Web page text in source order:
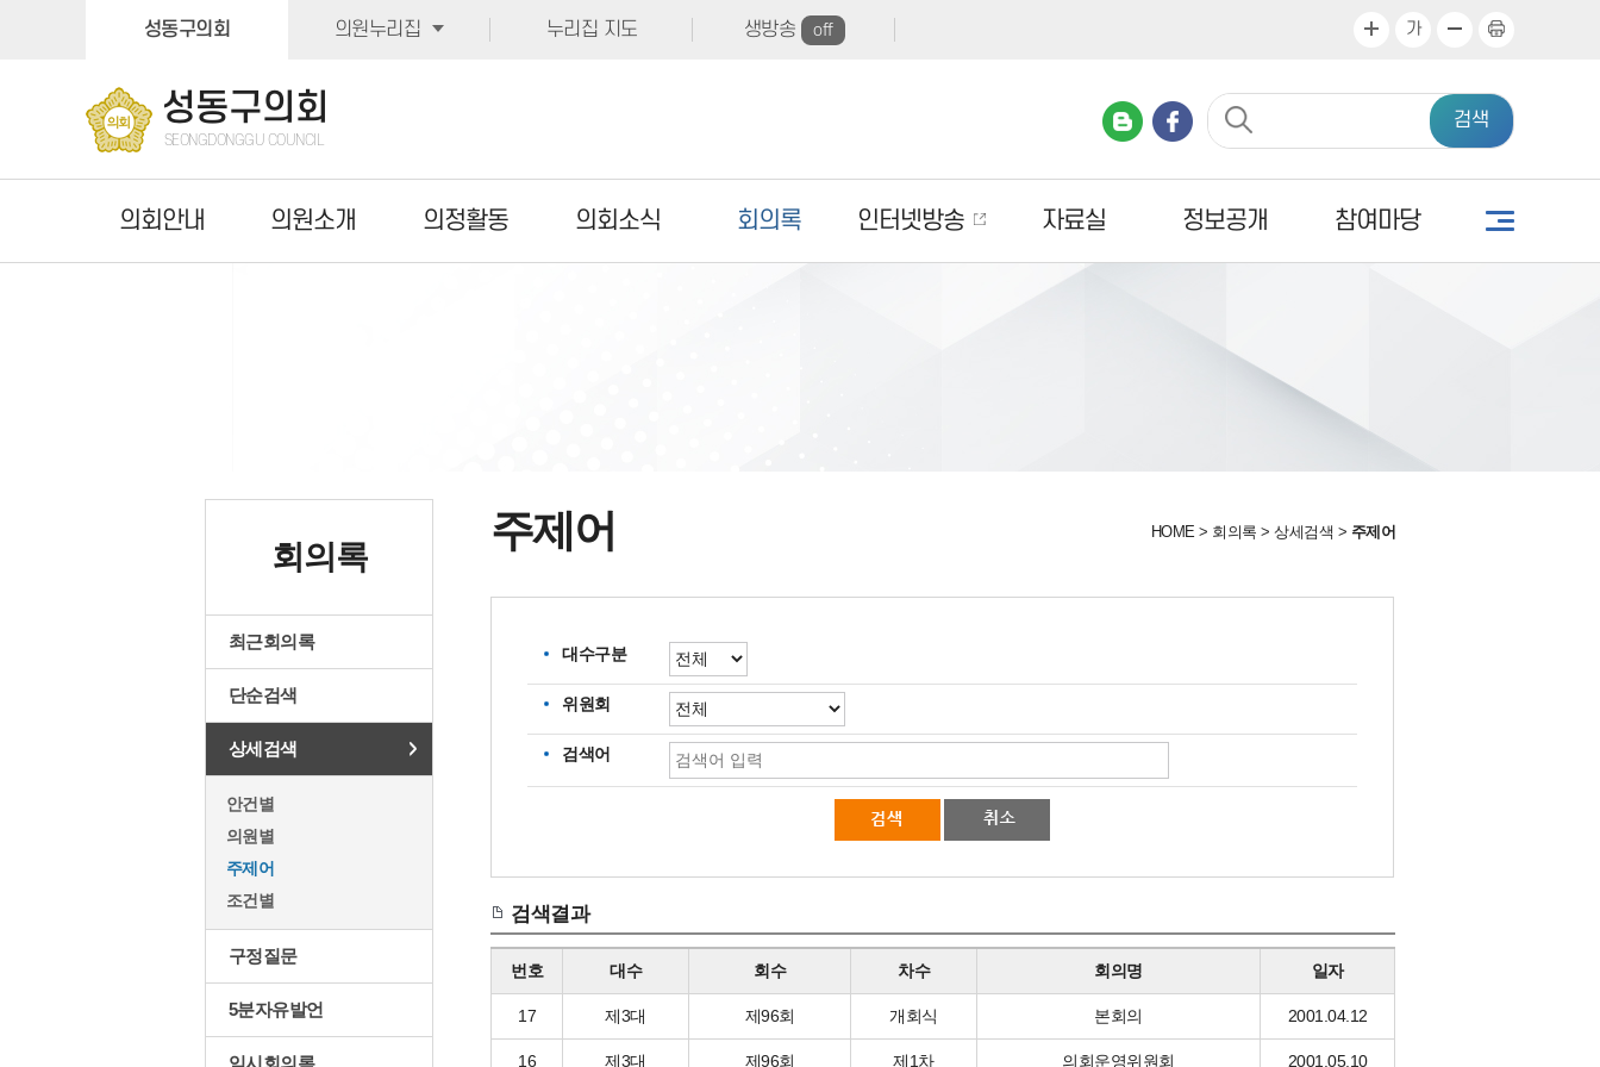
성동구의회 의원누리집 누리집 지도 생방송 off 가
검색
성동구의회
SEONGDONGGU COUNCIL
의회안내 의원소개 의정활동 의회소식 회의록 인터넷방송 자료실 정보공개 참여마당
회의록
최근회의록
단순검색
상세검색
안건별
의원별
주제어
조건별
구정질문
5분자유발언
임시회의록
주제어 HOME> 회의록 > 상세검색 > 주제어
대수구분
위원회
검색어
검색결과
번호 대수 회수 차수 회의명 일자
17 제3대 제96회 개회식 본회의 2001.04.12
16 제3대 제96회 제1차 의회운영위원회 2001.05.10